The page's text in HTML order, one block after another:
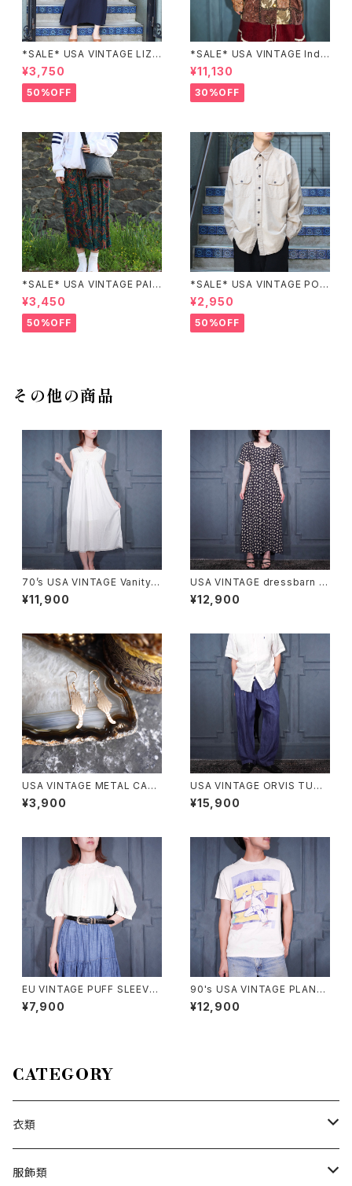
*SALE* USA VINTAGE LIZ c
laiborne EMBROIDERY DES
IGN NAVY ONE PIECE/アメリ
カ古着刺繍デザインネイビーワ
ンピース
¥3,750
50%OFF
*SALE* USA VINTAGE Indi
go moon PATCHWORK EM
BROIDERY DESIGN JACKE
T/アメリカ古着パッチワーク刺
繍ジャケット
¥11,130
30%OFF
*SALE* USA VINTAGE PAIS
LEY PATTERNED DESIGN S
KIRT/アメリカ古着ペイズリー
柄デザインスカート
¥3,450
50%OFF
*SALE* USA VINTAGE POC
KET DESIGN SHIRT/アメリカ
古着ポケットデザインシャツ
¥2,950
50%OFF
その他の商品
70’s USA VINTAGE Vanity F
air LACE DESIGN NIGHTY D
RESS COTTON ONE PIECE/
ピース
¥11,900
USA VINTAGE dressbarn P
ATTERNED DESIGN BACK R
IBBON HALF SLEEVE ONE P
¥12,900
USA VINTAGE METAL CAT
DESIGN EARRING/アメリカ古
着メタルにゃんこデザインピアス
¥3,900
USA VINTAGE ORVIS TUCK
DESIGN LINEN100% SLACK
S PANTS/アメリカ古着タックデ
¥15,900
EU VINTAGE PUFF SLEEVE
LACE DESIGN HALF SLEEV
E COTTON BLOUSE/ヨーロ
¥7,900
90's USA VINTAGE PLAN-9
ART PRINT DESIGN T SHIR
T/90年代アメリカ古着アートプ
¥12,900
CATEGORY
衣類
トップス
服飾類